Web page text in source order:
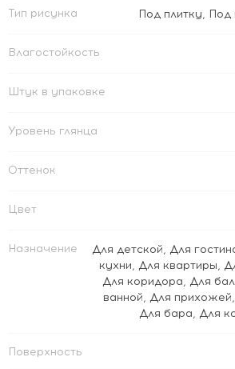
Тип рисунка Под плитку, Под
Влагостойкость
Штук в упаковке
Уровень глянца
Оттенок
Цвет
Назначение Для детской, Для
кухни, Для квартиры,
Для коридора, Для
ванной, Для прихожей,
Для бара, Для
Поверхность